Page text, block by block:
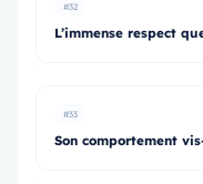
#32
L’immense respect
#33
Son comportement